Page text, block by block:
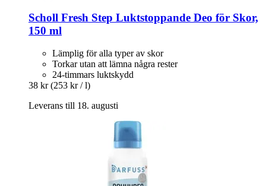
Scholl Fresh Step Luktstoppande Deo för Skor,
150 ml
Lämplig för alla typer av skor
Torkar utan att lämna några rester
24-timmars luktskydd
38 kr (253 kr / l)
Leverans till 18. augusti